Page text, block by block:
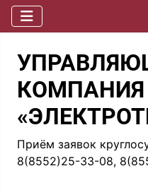
КОМПАНИЯ
Приём заявок
8(8552)25-33-08,